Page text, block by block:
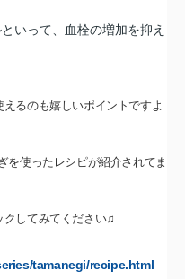
いって、血栓の増加を抑え
るのも嬉しいポイントですよ
を使ったレシピが紹介されてま
クしてみてください♫
tamanegi/recipe.html